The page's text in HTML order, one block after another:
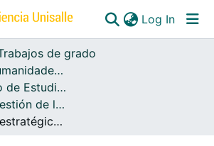
Log In
de grado
Escuela de Humanidades y Estudios Sociales
Departamento de Estudios de Información
Maestría en Gestión de la Información Documental
Lineamientos estratégicos para la articulación de la gestión del conocimiento en los procesos de la gestión documental dentro de la Agencia para la Reincorporación y la Normalización